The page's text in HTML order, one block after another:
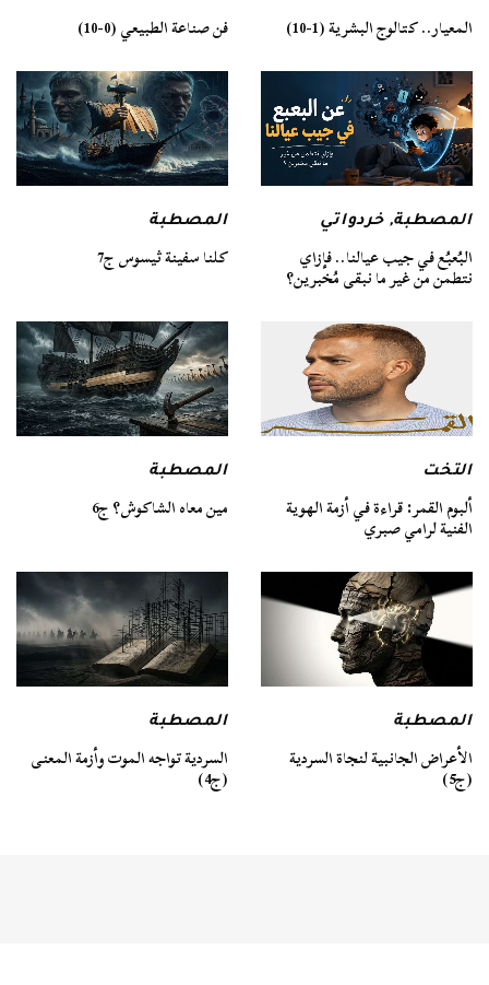
المعيار.. كتالوج البشرية (1-10) فن صناعة الطبيعي (0-10)
المصطبة,خردواتي
البُعبُع في جيب عيالنا.. فإزاي
نتطمن من غير ما نبقى مُخبرين؟
المصطبة
كلنا سفينة ثيسوس ج7
التخت
ألبوم القمر: قراءة في أزمة الهوية
الفنية لرامي صبري
المصطبة
مين معاه الشاكوش؟ ج6
المصطبة
الأعراض الجانبية لنجاة السردية
(ج5)
المصطبة
السردية تواجه الموت وأزمة المعنى
(ج4)